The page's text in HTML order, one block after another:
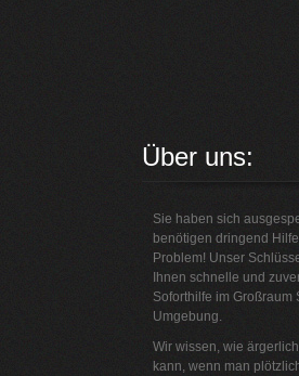
Über uns:
Sie haben sich
benötigen dringend
Problem! Unser
Ihnen schnelle und
Soforthilfe im Großraum
Umgebung.
Wir wissen, wie
kann, wenn man